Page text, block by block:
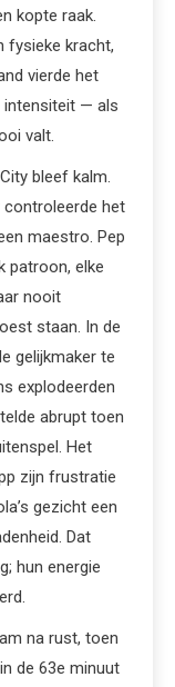
kopte raak.
fysieke kracht,
vierde het
intensiteit — als
valt.
bleef kalm.
het
maestro. Pep
patroon, elke
nooit
staan. In de
gelijkmaker te
explodeerden
abrupt toen
Het
zijn frustratie
gezicht een
Dat
hun energie
na rust, toen
de 63e minuut